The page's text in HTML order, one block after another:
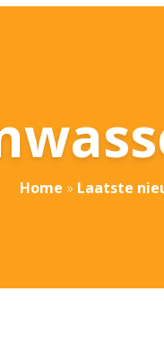
Home » Laatste